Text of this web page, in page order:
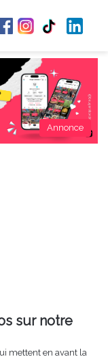
Annonce
sur notre
mettent en avant la